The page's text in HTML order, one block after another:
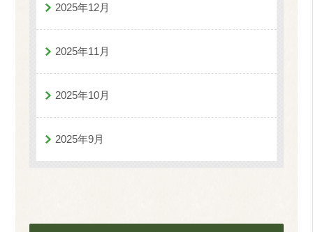
2025年12月
2025年11月
2025年10月
2025年9月